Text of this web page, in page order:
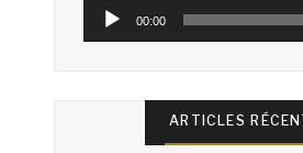
00:00
ARTICLES